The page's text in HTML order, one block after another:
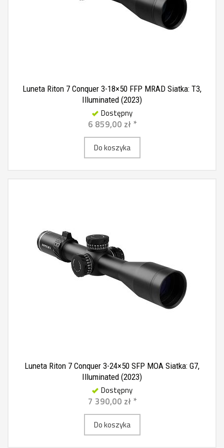
Luneta Riton 7 Conquer 3-18×50 FFP MRAD Siatka: T3,
Illuminated (2023)
Dostępny
6 859,00 zł *
Do koszyka
Luneta Riton 7 Conquer 3-24×50 SFP MOA Siatka: G7,
Illuminated (2023)
Dostępny
7 390,00 zł *
Do koszyka